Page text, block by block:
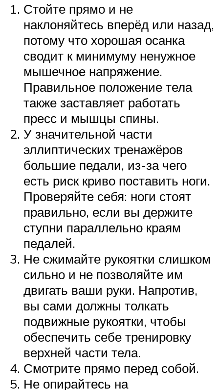
Стойте прямо и не
наклоняйтесь вперёд или назад,
потому что хорошая осанка
сводит к минимуму ненужное
мышечное напряжение.
Правильное положение тела
также заставляет работать
пресс и мышцы спины.
У значительной части
эллиптических тренажёров
большие педали, из-за чего
есть риск криво поставить ноги.
Проверяйте себя: ноги стоят
правильно, если вы держите
ступни параллельно краям
педалей.
Не сжимайте рукоятки слишком
сильно и не позволяйте им
двигать ваши руки. Напротив,
вы сами должны толкать
подвижные рукоятки, чтобы
обеспечить себе тренировку
верхней части тела.
Смотрите прямо перед собой.
Не опирайтесь на